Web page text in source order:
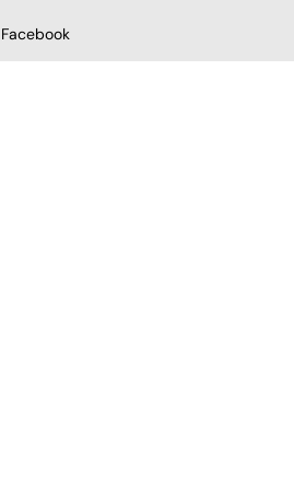
Facebook